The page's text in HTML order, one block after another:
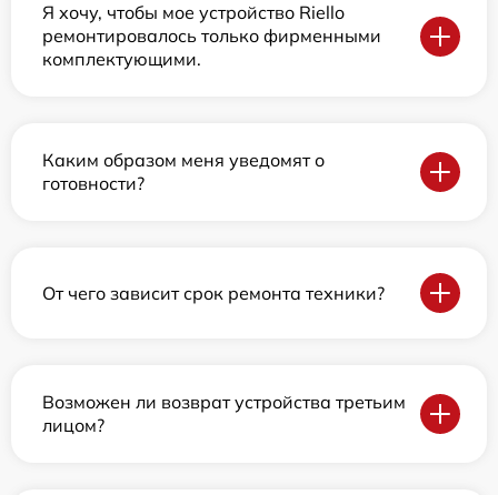
Я хочу, чтобы мое устройство Riello
ремонтировалось только фирменными
комплектующими.
Каким образом меня уведомят о
готовности?
От чего зависит срок ремонта техники?
Возможен ли возврат устройства третьим
лицом?